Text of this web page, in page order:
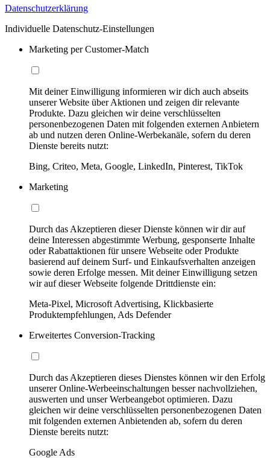
Datenschutzerklärung
Individuelle Datenschutz-Einstellungen
Marketing per Customer-Match
Mit deiner Einwilligung informieren wir dich auch abseits
unserer Website über Aktionen und zeigen dir relevante
Produkte. Dazu gleichen wir deine verschlüsselten
personenbezogenen Daten mit folgenden externen Anbietern
ab und nutzen deren Online-Werbekanäle, sofern du deren
Dienste bereits nutzt:
Bing, Criteo, Meta, Google, LinkedIn, Pinterest, TikTok
Marketing
Durch das Akzeptieren dieser Dienste können wir dir auf
deine Interessen abgestimmte Werbung, gesponserte Inhalte
oder Rabattaktionen für unsere Webseite oder Produkte
basierend auf deinem Surf- und Einkaufsverhalten anzeigen
sowie deren Erfolge messen. Mit deiner Einwilligung setzen
wir auf dieser Webseite folgende Drittdienste ein:
Meta-Pixel, Microsoft Advertising, Klickbasierte
Produktempfehlungen, Ads Defender
Erweitertes Conversion-Tracking
Durch das Akzeptieren dieses Dienstes können wir den Erfolg
unserer Online-Werbeeinschaltungen besser nachvollziehen,
auswerten und unser Werbeangebot optimieren. Dazu
gleichen wir deine verschlüsselten personenbezogenen Daten
mit folgenden externen Anbietenden ab, sofern du deren
Dienste bereits nutzt:
Google Ads